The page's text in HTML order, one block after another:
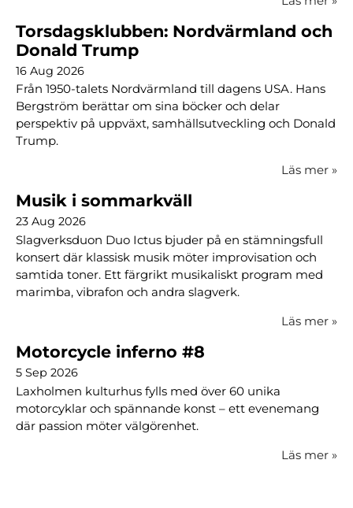
Torsdagsklubben: Nordvärmland och
Donald Trump
16 Aug 2026
Från 1950-talets Nordvärmland till dagens USA. Hans
Bergström berättar om sina böcker och delar
perspektiv på uppväxt, samhällsutveckling och Donald
Trump.
Läs mer »
Musik i sommarkväll
23 Aug 2026
Slagverksduon Duo Ictus bjuder på en stämningsfull
konsert där klassisk musik möter improvisation och
samtida toner. Ett färgrikt musikaliskt program med
marimba, vibrafon och andra slagverk.
Läs mer »
Motorcycle inferno #8
5 Sep 2026
Laxholmen kulturhus fylls med över 60 unika
motorcyklar och spännande konst – ett evenemang
där passion möter välgörenhet.
Läs mer »